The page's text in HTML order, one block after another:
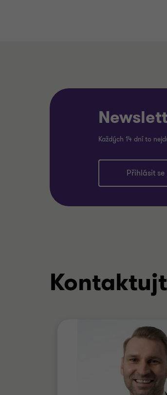
Každých 14 dní to
Přihlásit se